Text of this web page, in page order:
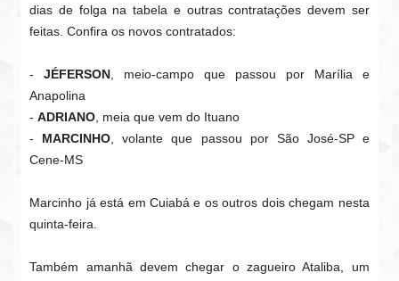
dias de folga na tabela e outras contratações devem ser
feitas. Confira os novos contratados:
- JÉFERSON , meio-campo que passou por Marília e
Anapolina
-ADRIANO , meia que vem do Ituano
- MARCINHO , volante que passou por São José-SP e
Cene-MS
Marcinho já está em Cuiabá e os outros dois chegam nesta
quinta-feira.
Também amanhã devem chegar o zagueiro Ataliba, um